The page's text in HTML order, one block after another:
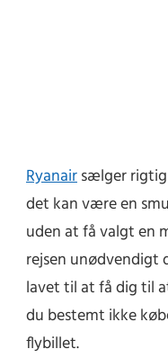
Ryanairsælger
det kan være en
uden at få valgt en
rejsen unødvendigt
lavet til at få dig til
du bestemt ikke
flybillet.